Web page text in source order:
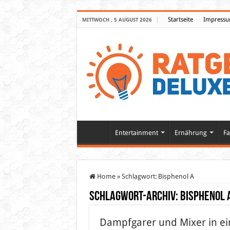
MITTWOCH , 5 AUGUST 2026 Startseite
Entertainment Ernährung
Home » Schlagwort: Bisphenol A
Schlagwort-Archiv: Bisphenol
Dampfgarer und Mixer in